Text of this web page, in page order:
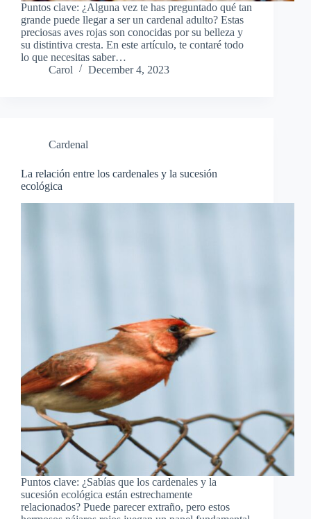
Puntos clave: ¿Alguna vez te has preguntado qué tan
grande puede llegar a ser un cardenal adulto? Estas
preciosas aves rojas son conocidas por su belleza y
su distintiva cresta. En este artículo, te contaré todo
lo que necesitas saber…
Carol
December 4, 2023
Cardenal
La relación entre los cardenales y la sucesión
ecológica
Puntos clave: ¿Sabías que los cardenales y la
sucesión ecológica están estrechamente
relacionados? Puede parecer extraño, pero estos